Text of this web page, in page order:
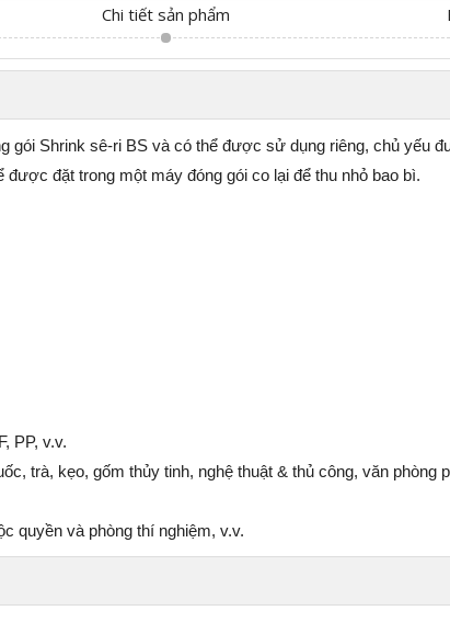
Chi tiết sản phẩm
Shrink sê-ri BS và có thể được sử dụng riêng, chủ yếu
đặt trong một máy đóng gói co lại để thu nhỏ bao bì.
PP, v.v.
trà, kẹo, gốm thủy tinh, nghệ thuật & thủ công, văn phòng
quyền và phòng thí nghiệm, v.v.